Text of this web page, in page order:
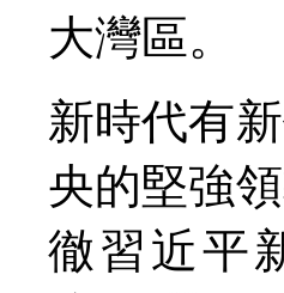
大灣區。
新時代有
央的堅強
徹習近平